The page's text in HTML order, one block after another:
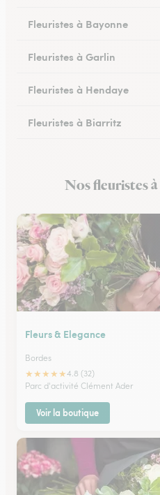
Fleuristes à Bayonne
Fleuristes à Garlin
Fleuristes à Hendaye
Fleuristes à Biarritz
Fleuristes à Ustaritz
Nos fleuristes
Fleurs & Elegance
Bordes
★★★★★4.8 (32)
Parc d'activité Clément Ader
Voir la boutique